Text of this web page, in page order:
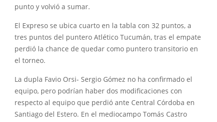
punto y volvió a sumar.
El Expreso se ubica cuarto en la tabla con 32 puntos, a
tres puntos del puntero Atlético Tucumán, tras el empate
perdió la chance de quedar como puntero transitorio en
el torneo.
La dupla Favio Orsi- Sergio Gómez no ha confirmado el
equipo, pero podrían haber dos modificaciones con
respecto al equipo que perdió ante Central Córdoba en
Santiago del Estero. En el mediocampo Tomás Castro